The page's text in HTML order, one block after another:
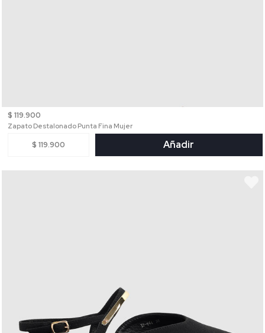
$ 119.900
Zapato Destalonado Punta Fina Mujer
$ 119.900 Añadir